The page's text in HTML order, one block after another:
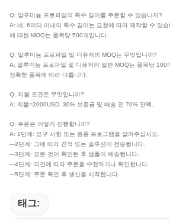
Q: 알루미늄 프로파일의 특수 길이를 주문할 수 있습니까?
A: 네, 6미터 이내의 특수 길이는 요청에 따라 제작할 수 있
에 대한 MOQ는 품목당 500개입니다.
Q: 알루미늄 프로파일 및 디퓨저의 MOQ는 무엇입니까?
A: 알루미늄 프로파일 및 디퓨저의 일반 MOQ는 품목당 100
정확한 품목에 따라 다릅니다.
Q: 지불 조건은 무엇입니까?
A: 지불=2000USD, 30% 보증금 및 배송 전 70% 잔액.
Q: 주문은 어떻게 진행합니까?
A: 1단계: 요구 사항 또는 응용 프로그램을 알려주십시오.
---2단계: 그에 따라 견적 또는 솔루션이 전송됩니다.
---3단계: 모든 것이 확인된 후 샘플이 배송됩니다.
---4단계: 의견에 따라 주문을 수정하거나 확인합니다.
---5단계: 주문 확인 후 생산을 시작합니다.
태그: